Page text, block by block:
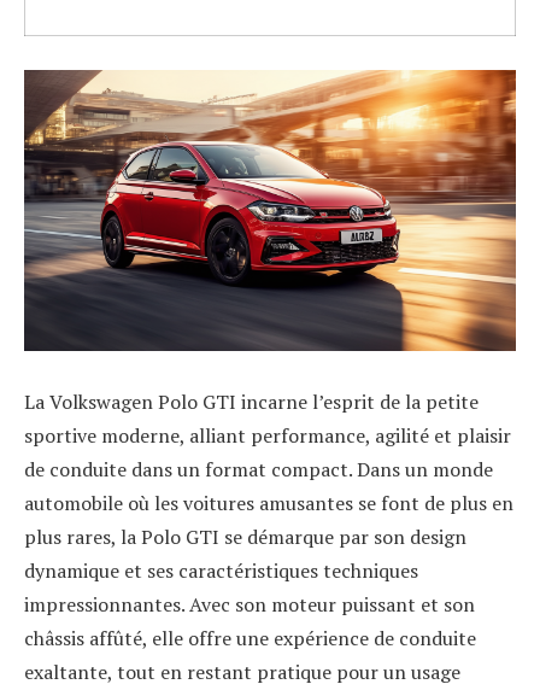
La Volkswagen Polo GTI incarne l’esprit de la petite
sportive moderne, alliant performance, agilité et plaisir
de conduite dans un format compact. Dans un monde
automobile où les voitures amusantes se font de plus en
plus rares, la Polo GTI se démarque par son design
dynamique et ses caractéristiques techniques
impressionnantes. Avec son moteur puissant et son
châssis affûté, elle offre une expérience de conduite
exaltante, tout en restant pratique pour un usage